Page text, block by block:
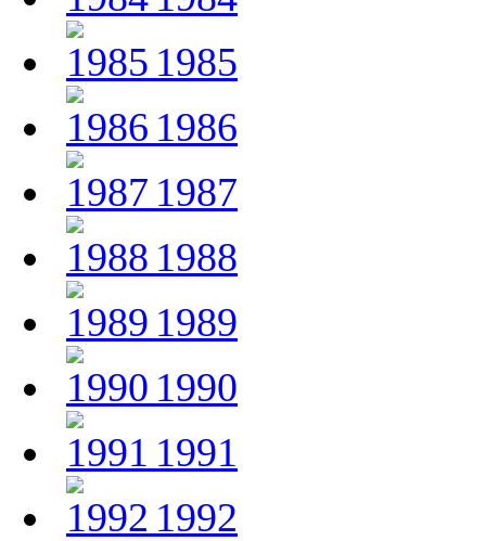
1985
1986
1987
1988
1989
1990
1991
1992